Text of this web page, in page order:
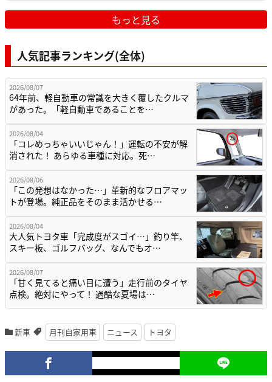
もっと見る
人気記事ランキング(全体)
2026/08/07
64年前、軽自動車の常識を大きく覆したクルマ
があった。「軽自動車であることを…
2026/08/04
「コレめっちゃいいじゃん！」運転の不安が解
消された！ あらゆる車種に対応。死…
2026/08/06
「この発想はなかった…」革新的なフロアマッ
トが登場。純正品をそのまま活かせる…
2026/08/04
大人気トヨタ車「完成度がスゴイ…」釣り竿、
スキー板、ゴルフバッグ、なんでもオ…
2026/08/07
「甘く見てると痛い目に遭う」走行前のタイヤ
点検。絶対にやって！ 過酷な夏場は…
新車 月刊自家用車 ニュース トヨタ